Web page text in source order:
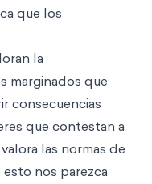
que los
la
marginados que
consecuencias
que contestan a
las normas de
nos parezca